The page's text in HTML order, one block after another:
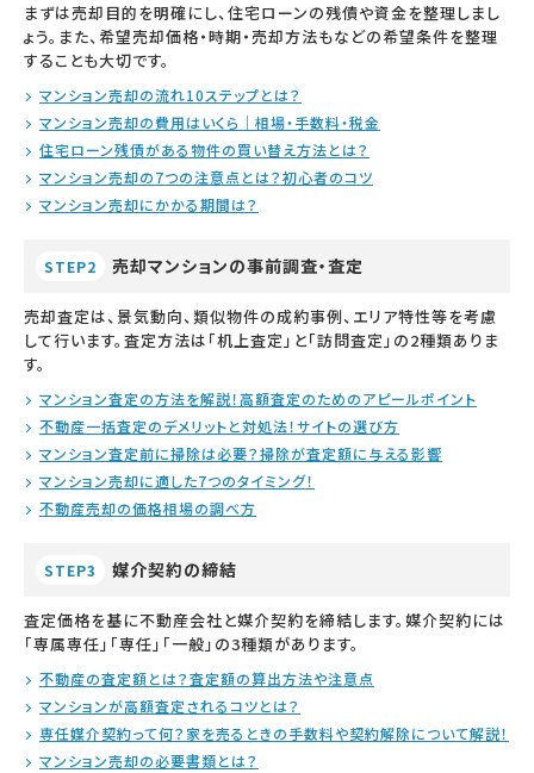
まずは売却目的を明確にし、住宅ローンの残債や資金を整理しまし
ょう。また、希望売却価格・時期・売却方法もなどの希望条件を整理
することも大切です。
マンション売却の流れ10ステップとは？
マンション売却の費用はいくら｜相場・手数料・税金
住宅ローン残債がある物件の買い替え方法とは？
マンション売却の7つの注意点とは？初心者のコツ
マンション売却にかかる期間は？
STEP2 売却マンションの事前調査・査定
売却査定は、景気動向、類似物件の成約事例、エリア特性等を考慮
して行います。査定方法は「机上査定」と「訪問査定」の2種類ありま
す。
マンション査定の方法を解説！高額査定のためのアピールポイント
不動産一括査定のデメリットと対処法！サイトの選び方
マンション査定前に掃除は必要？掃除が査定額に与える影響
マンション売却に適した7つのタイミング！
不動産売却の価格相場の調べ方
STEP3 媒介契約の締結
査定価格を基に不動産会社と媒介契約を締結します。媒介契約には
「専属専任」「専任」「一般」の3種類があります。
不動産の査定額とは？査定額の算出方法や注意点
マンションが高額査定されるコツとは？
専任媒介契約って何？家を売るときの手数料や契約解除について解説！
マンション売却の必要書類とは？